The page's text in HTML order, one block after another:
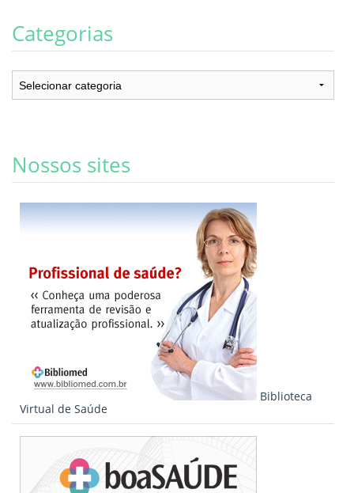
Categorias
Categorias
Nossos sites
Biblioteca
Virtual de Saúde